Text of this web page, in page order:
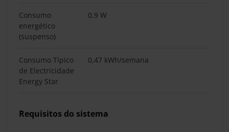
Consumo
energético
(suspenso)
0,9 W
Consumo Típico
de Electricidade
Energy Star
0,47 kWh/semana
Requisitos do sistema